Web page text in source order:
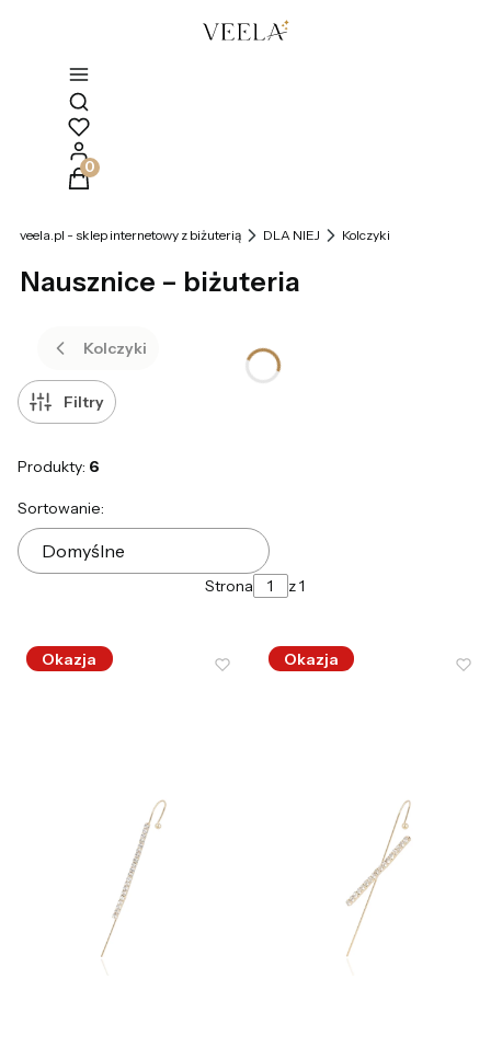
Otwórz wyszukiwarkę
Produkty w koszyku: 0. Zobacz szczegóły
veela.pl - sklep internetowy z biżuterią DLA NIEJ Kolczyki
Nausznice – biżuteria
Kolczyki
Filtry
Produkty: 6
Lista produktów
Sortowanie:
Domyślne
Strona z 1
Okazja Okazja